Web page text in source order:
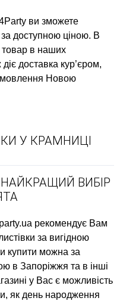
ви зможете
доступною ціною. В
товар в наших
доставка кур’єром,
Новою
У КРАМНИЦІ
ВИБІР
рекомендує Вам
за вигідною
купити можна за
в Запоріжжя та в інші
у Вас є можливість
як день народження